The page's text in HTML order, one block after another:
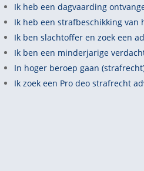
Ik heb een dagvaarding
Ik heb een strafbeschikking van
Ik ben slachtoffer en zoek een
Ik ben een minderjarige
In hoger beroep gaan
Ik zoek een Pro deo strafrecht